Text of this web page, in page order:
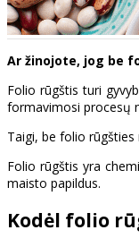
Ar žinojote, jog be
Folio rūgštis turi
formavimosi procesų
Taigi, be folio
Folio rūgštis yra
maisto papildus.
Kodėl folio